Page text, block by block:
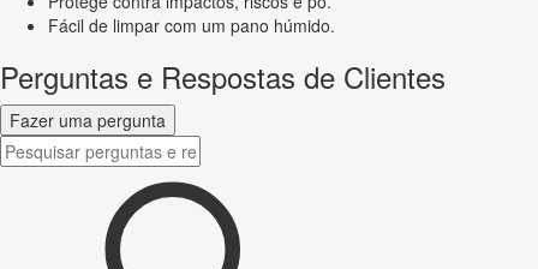
Fácil de limpar com um pano húmido.
Perguntas e Respostas de Clientes
Fazer uma pergunta